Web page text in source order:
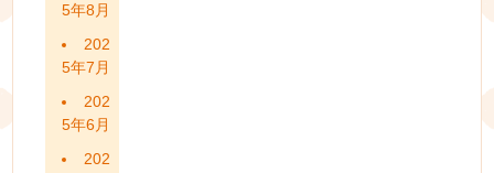
5年8月
202
5年7月
202
5年6月
202